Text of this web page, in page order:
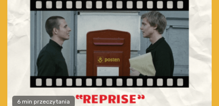
6 min przeczytania